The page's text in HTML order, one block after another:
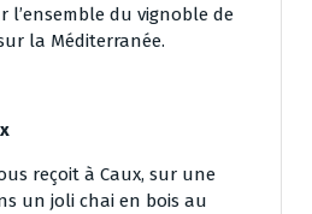
l’ensemble du vignoble de
la Méditerranée.
reçoit à Caux, sur une
un joli chai en bois au